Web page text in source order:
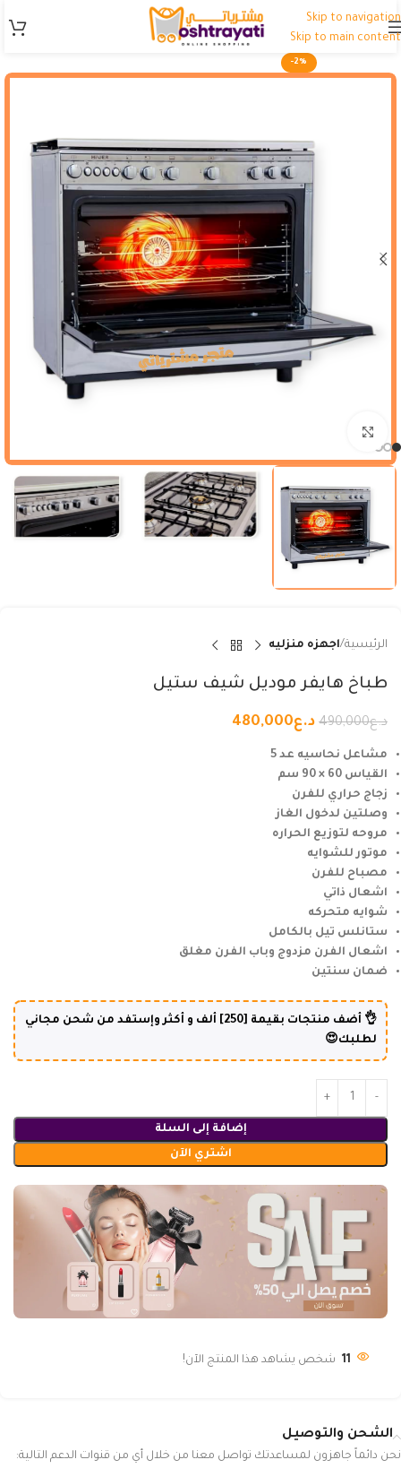
Skip to navigation
Skip to main content
-2%
الرئيسية اجهزه منزليه
طباخ هايفر موديل شيف ستيل
د.ع490,000 د.ع480,000
مشاعل نحاسيه عد 5
القياس 60 × 90 سم
زجاج حراري للفرن
وصلتين لدخول الغاز
مروحه لتوزيع الحراره
موتور للشوايه
مصباح للفرن
اشعال ذاتي
شوايه متحركه
ستانلس تيل بالكامل
اشعال الفرن مزدوج وباب الفرن مغلق
ضمان سنتين
👌 أضف منتجات بقيمة [250] ألف و أكثر وإستفد من شحن مجاني
لطلبك😍
إضافة إلى السلة
اشتري الآن
11 شخص يشاهد هذا المنتج الآن!
الشحن والتوصيل
نحن دائماً جاهزون لمساعدتك تواصل معنا من خلال أي من قنوات الدعم التالية: